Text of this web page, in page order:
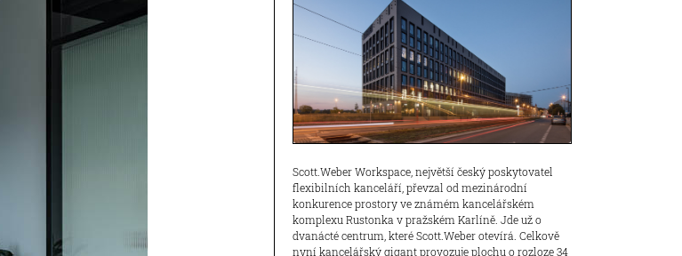
Scott.Weber Workspace, největší český poskytovatel
flexibilních kanceláří, převzal od mezinárodní
konkurence prostory ve známém kancelářském
komplexu Rustonka v pražském Karlíně. Jde už o
dvanácté centrum, které Scott.Weber otevírá. Celkově
nyní kancelářský gigant provozuje plochu o rozloze 34